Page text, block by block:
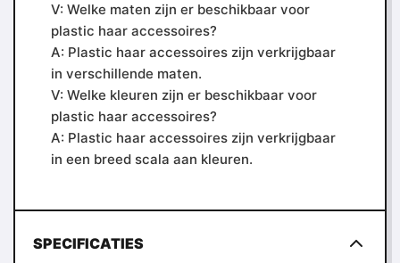
V: Welke maten zijn er beschikbaar voor
plastic haar accessoires?
A: Plastic haar accessoires zijn verkrijgbaar
in verschillende maten.
V: Welke kleuren zijn er beschikbaar voor
plastic haar accessoires?
A: Plastic haar accessoires zijn verkrijgbaar
in een breed scala aan kleuren.
SPECIFICATIES